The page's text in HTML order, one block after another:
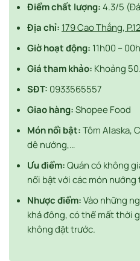
Điểm chất lượng:4.3/5
Địa chỉ: 179 Cao Thắng,
Giờ hoạt động: 11h00 –
Giá tham khảo: Khoảng
SĐT: 0933565557
Giao hàng:Shopee Food
Món nổi bật:Tôm Alaska,
dê nướng,…
Ưu điểm:Quán có không
nổi bật với các món nướng
Nhược điểm:Vào những
khá đông, có thể mất thời
không đặt trước.